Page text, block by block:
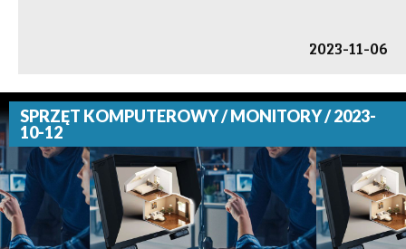
2023-11-06
SPRZĘT KOMPUTEROWY / MONITORY / 2023-
10-12